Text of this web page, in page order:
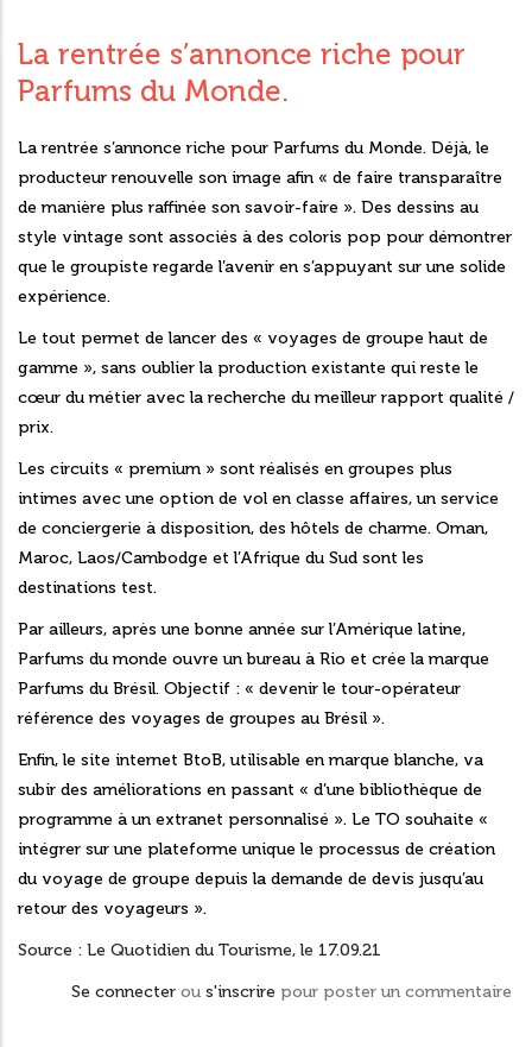
La rentrée s’annonce riche pour
Parfums du Monde.
La rentrée s’annonce riche pour Parfums du Monde. Déjà, le
producteur renouvelle son image afin « de faire transparaître
de manière plus raffinée son savoir-faire ». Des dessins au
style vintage sont associés à des coloris pop pour démontrer
que le groupiste regarde l’avenir en s’appuyant sur une solide
expérience.
Le tout permet de lancer des « voyages de groupe haut de
gamme », sans oublier la production existante qui reste le
cœur du métier avec la recherche du meilleur rapport qualité /
prix.
Les circuits « premium » sont réalisés en groupes plus
intimes avec une option de vol en classe affaires, un service
de conciergerie à disposition, des hôtels de charme. Oman,
Maroc, Laos/Cambodge et l’Afrique du Sud sont les
destinations test.
Par ailleurs, après une bonne année sur l’Amérique latine,
Parfums du monde ouvre un bureau à Rio et crée la marque
Parfums du Brésil. Objectif : « devenir le tour-opérateur
référence des voyages de groupes au Brésil ».
Enfin, le site internet BtoB, utilisable en marque blanche, va
subir des améliorations en passant « d’une bibliothèque de
programme à un extranet personnalisé ». Le TO souhaite «
intégrer sur une plateforme unique le processus de création
du voyage de groupe depuis la demande de devis jusqu’au
retour des voyageurs ».
Source : Le Quotidien du Tourisme, le 17.09.21
Se connecter ou s'inscrire pour poster un commentaire